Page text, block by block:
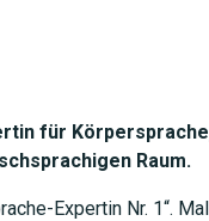
für
Raum.
Expertin Nr. 1“.